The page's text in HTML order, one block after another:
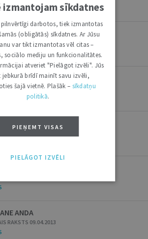
KĀRLIS
RAKSTS 17.11.2009
/2 INTERVIJAS
ARTŪRS
RAKSTS 16.08.2022
MARTA ELĪZA
RAKSTS 06.10.2020
ANDA
RAKSTS 09.04.2013
izmantojam sīkdatnes
pilnvērtīgi darbotos, tiek izmantotas
(obligātās) sīkdatnes. Ar Jūsu
var tikt izmantotas vēl citas –
sociālo mediju un funkcionalitātes.
atveriet "Pielāgot izvēli". Jūs
jebkurā brīdī mainīt savu izvēli,
šajā vietnē. Plašāk – sīkdatņu
politikā.
PIEŅEMT VISAS
PIELĀGOT IZVĒLI